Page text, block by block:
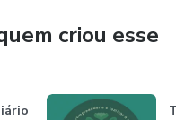
criou esse